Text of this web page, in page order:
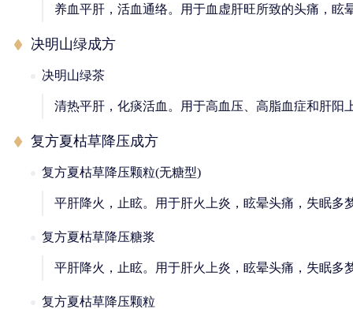
养血平肝，活血通络。用于血虚肝旺所致的头痛，眩
决明山绿成方
决明山绿茶
清热平肝，化痰活血。用于高血压、高脂血症和肝阳
复方夏枯草降压成方
复方夏枯草降压颗粒(无糖型)
平肝降火，止眩。用于肝火上炎，眩晕头痛，失眠多
复方夏枯草降压糖浆
平肝降火，止眩。用于肝火上炎，眩晕头痛，失眠多
复方夏枯草降压颗粒